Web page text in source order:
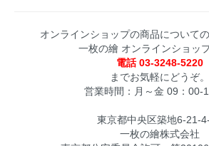
オンラインショップの商品について
一枚の繪 オンラインショッ
電話 03-3248-5220
までお気軽にどうぞ。
営業時間：月～金 09：00-
東京都中央区築地6-21-
一枚の繪株式会社